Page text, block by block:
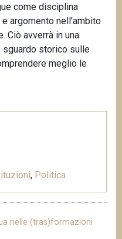
come disciplina
argomento nell'ambito
Ciò avverrà in una
sguardo storico sulle
meglio le
, Politica
nelle (tras)formazioni